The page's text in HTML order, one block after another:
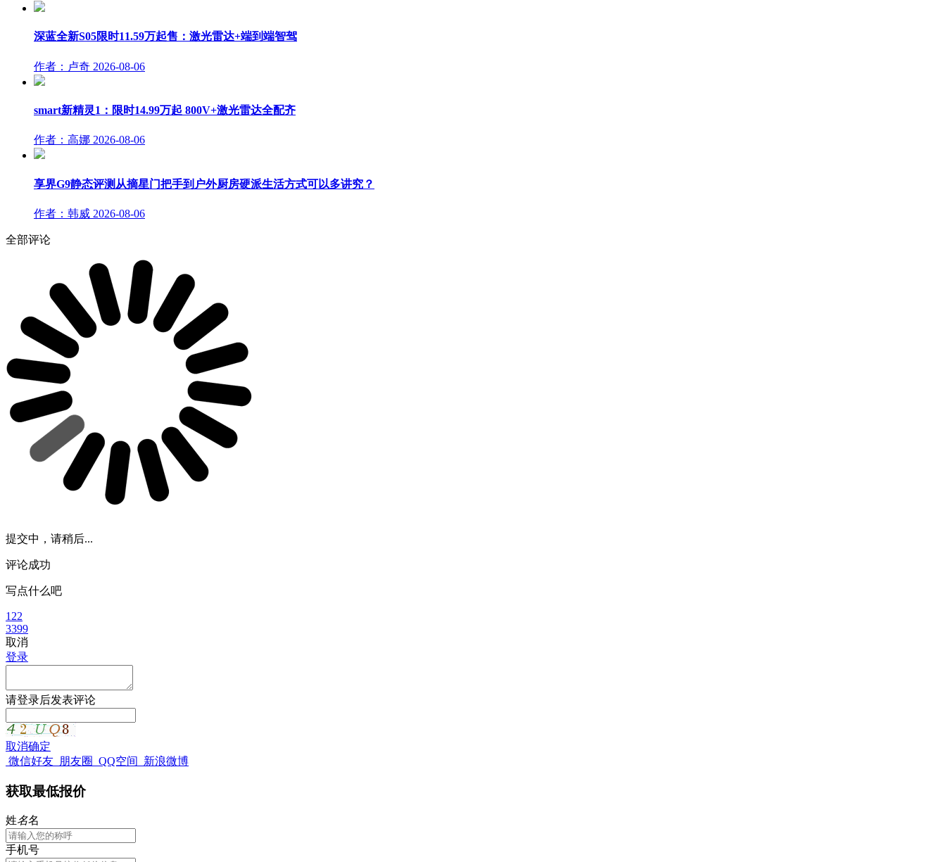
深蓝全新S05限时11.59万起售：激光雷达+端到端智驾
作者：卢奇 2026-08-06
smart新精灵1：限时14.99万起 800V+激光雷达全配齐
作者：高娜 2026-08-06
享界G9静态评测从摘星门把手到户外厨房硬派生活方式可以多讲究？
作者：韩威 2026-08-06
全部评论
提交中，请稍后...
评论成功
写点什么吧
122
3399
取消
登录
请登录后发表评论
取消确定
微信好友 朋友圈 QQ空间 新浪微博
获取最低报价
姓名名
手机号